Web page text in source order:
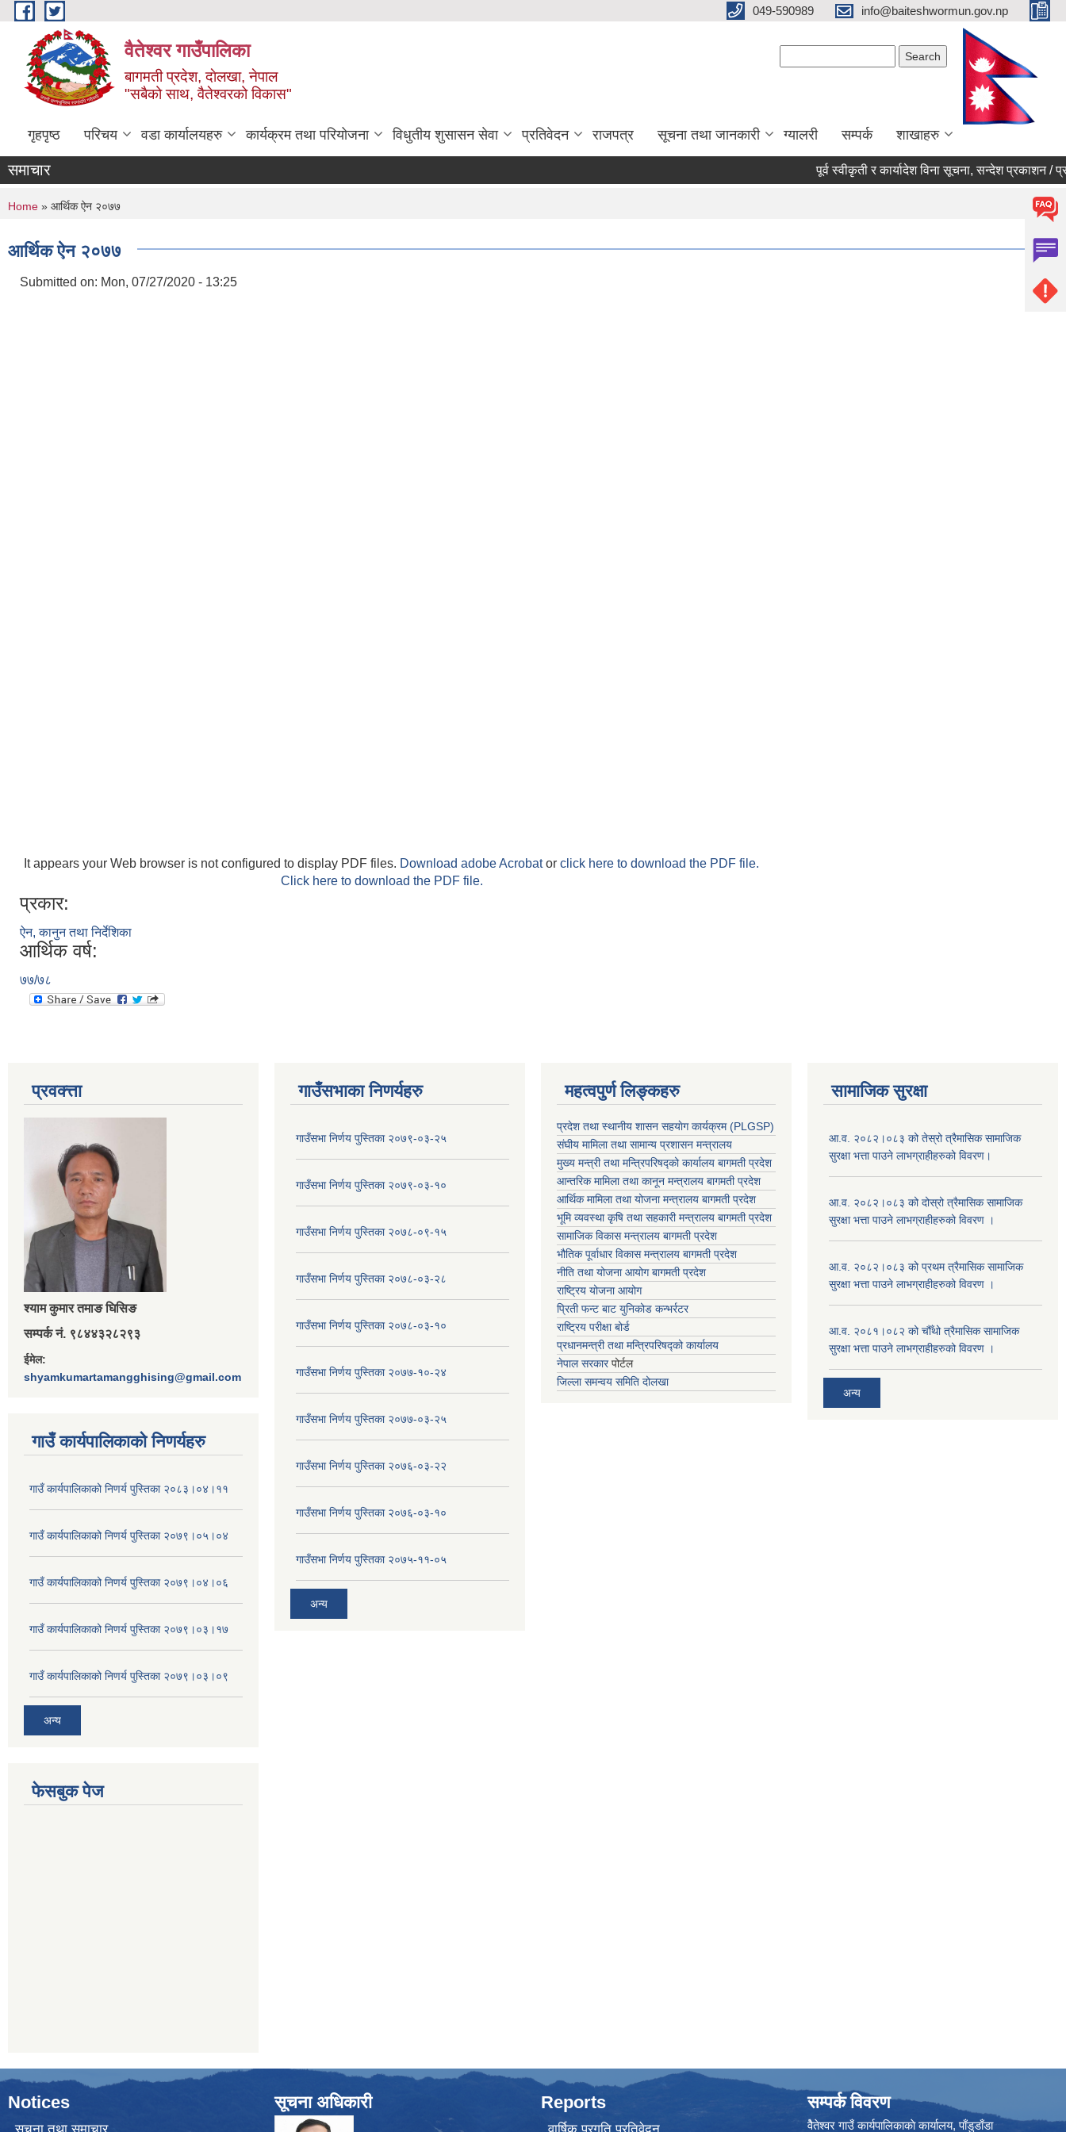
Skip to main content 049-590989 info@baiteshwormun.gov.np
वैतेश्वर गाउँपालिका
बागमती प्रदेश, दाेलखा, नेपाल
"सबैको साथ, वैतेश्वरको विकास"
गृहपृष्ठ परिचय वडा कार्यालयहरु कार्यक्रम तथा परियोजना विधुतीय शुसासन सेवा प्रतिवेदन राजपत्र सूचना तथा जानकारी ग्यालरी सम्पर्क शाखाहरु
समाचार पूर्व स्वीकृती र कार्यादेश विना सूचना, सन्देश प्रकाशन /
You are here
Home » आर्थिक ऐन २०७७
आर्थिक ऐन २०७७
Submitted on: Mon, 07/27/2020 - 13:25
It appears your Web browser is not configured to display PDF files. Download adobe Acrobator click here to download the PDF file.
Click here to download the PDF file.
प्रकार:
ऐन, कानुन तथा निर्देशिका
आर्थिक वर्ष:
७७/७८
प्रवक्त्ता
श्‍याम कुमार तमाङ घिसिङ
सम्पर्क नं. ९८४४३२८२९३
ईमेल:
shyamkumartamangghising@gmail.com
गाउँ कार्यपालिकाकाे निणर्यहरु
गाउँ कार्यपालिकाको निणर्य पुस्तिका २०८३।०४।११
गाउँ कार्यपालिकाको निणर्य पुस्तिका २०७९।०५।०४
गाउँ कार्यपालिकाको निणर्य पुस्तिका २०७९।०४।०६
गाउँ कार्यपालिकाको निणर्य पुस्तिका २०७९।०३।१७
गाउँ कार्यपालिकाको निणर्य पुस्तिका २०७९।०३।०९
अन्य
गाउँसभाका निणर्यहरु
गाउँसभा निर्णय पुस्तिका २०७९-०३-२५
गाउँसभा निर्णय पुस्तिका २०७९-०३-१०
गाउँसभा निर्णय पुस्तिका २०७८-०९-१५
गाउँसभा निर्णय पुस्तिका २०७८-०३-२८
गाउँसभा निर्णय पुस्तिका २०७८-०३-१०
गाउँसभा निर्णय पुस्तिका २०७७-१०-२४
गाउँसभा निर्णय पुस्तिका २०७७-०३-२५
गाउँसभा निर्णय पुस्तिका २०७६-०३-२२
गाउँसभा निर्णय पुस्तिका २०७६-०३-१०
गाउँसभा निर्णय पुस्तिका २०७५-११-०५
अन्य
महत्वपुर्ण लिङ्कहरु
प्रदेश तथा स्थानीय शासन सहयाेग कार्यक्रम (PLGSP)
संघीय मामिला तथा सामान्य प्रशासन मन्त्रालय
मुख्य मन्त्री तथा मन्त्रिपरिषद्को कार्यालय बागमती प्रदेश
आन्तरिक मामिला तथा कानून मन्त्रालय बागमती प्रदेश
आर्थिक मामिला तथा योजना मन्त्रालय बागमती प्रदेश
भूमि व्यवस्था कृषि तथा सहकारी मन्त्रालय बागमती प्रदेश
सामाजिक विकास मन्त्रालय बागमती प्रदेश
भौतिक पूर्वाधार विकास मन्त्रालय बागमती प्रदेश
नीति तथा योजना आयोग बागमती प्रदेश
राष्ट्रिय योजना आयोग
प्रिती फन्ट बाट युनिकोड कन्भर्रटर
राष्ट्रिय परीक्षा बोर्ड
प्रधानमन्त्री तथा मन्त्रिपरिषद्को कार्यालय
नेपाल सरकारपोर्टल
जिल्ला समन्वय समिति दोलखा
सामाजिक सुरक्षा
आ.व. २०८२।०८३ को तेस्रो त्रैमासिक सामाजिक
सुरक्षा भत्ता पाउने लाभग्राहीहरुको विवरण।
आ.व. २०८२।०८३ को दोस्रो त्रैमासिक सामाजिक
सुरक्षा भत्ता पाउने लाभग्राहीहरुको विवरण ।
आ.व. २०८२।०८३ को प्रथम त्रैमासिक सामाजिक
सुरक्षा भत्ता पाउने लाभग्राहीहरुको विवरण ।
आ.व. २०८१।०८२ को चौँथो त्रैमासिक सामाजिक
सुरक्षा भत्ता पाउने लाभग्राहीहरुको विवरण ।
अन्य
फेसबुक पेज
Notices सूचना अधिकारी Reports सम्पर्क विवरण
वैेतेश्वर गाउँ कार्यपालिकाकाे कार्यालय, पाँडुडाँडा